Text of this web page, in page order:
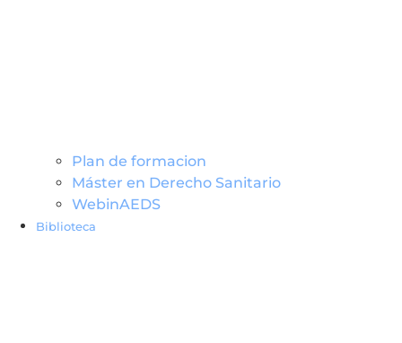
Plan de formacion
Máster en Derecho Sanitario
WebinAEDS
Biblioteca